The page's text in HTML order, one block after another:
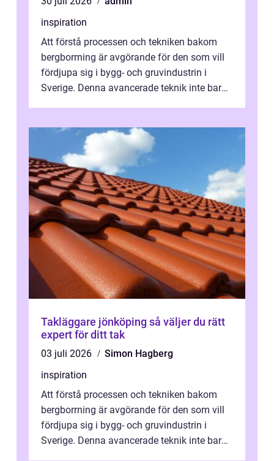
inspiration
Att förstå processen och tekniken bakom
bergborrning är avgörande för den som vill
fördjupa sig i bygg- och gruvindustrin i
Sverige. Denna avancerade teknik inte bara
Takläggare jönköping så väljer du rätt
expert för ditt tak
03 juli 2026
Simon Hagberg
inspiration
Att förstå processen och tekniken bakom
bergborrning är avgörande för den som vill
fördjupa sig i bygg- och gruvindustrin i
Sverige. Denna avancerade teknik inte bara